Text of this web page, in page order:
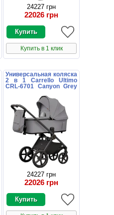
24227 грн
22026 грн
Купить в 1 клик
Универсальная коляска
2 в 1 Carrello Ultimo
CRL-6701 Canyon Grey
24227 грн
22026 грн